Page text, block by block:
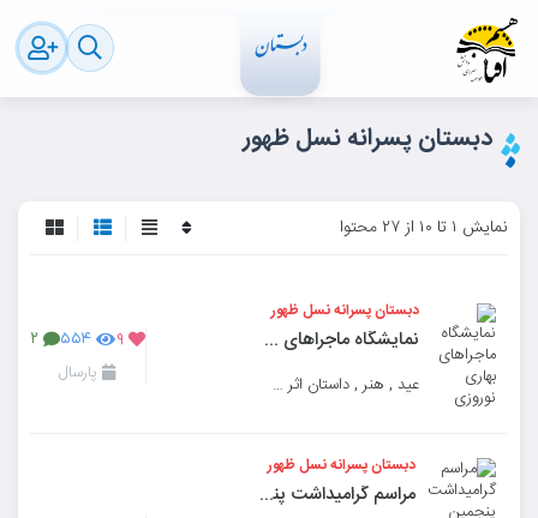
دبستان پسرانه نسل ظهور
نمایش ۱ تا ۱۰ از ۲۷ محتوا
دبستان پسرانه نسل ظهور
نمایشگاه ماجراهای بهاری نوروزی
عید , هنر , داستان اثر خلاق دانش آموزان نسل ظهور
۹ ۵۵۴ ۲
پارسال
دبستان پسرانه نسل ظهور
مراسم گرامیداشت پنجمین سالگرد شهادت سردار بزرگ اسلام شهید حاج قاسم سلیمانی